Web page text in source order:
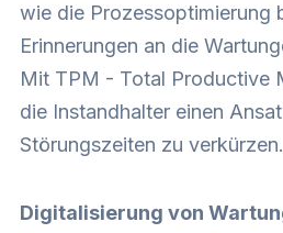
wie die Prozessoptimierung
Erinnerungen an die
Mit TPM - Total Productive
die Instandhalter einen
Störungszeiten zu verkürzen.
Digitalisierung von